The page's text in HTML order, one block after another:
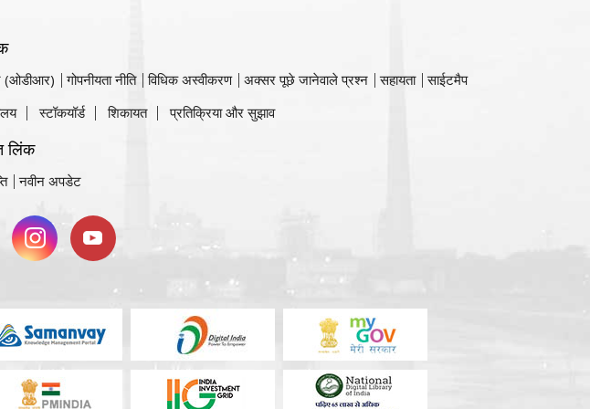
(ओडीआर) गोपनीयता नीति विधिक अस्वीकरण अक्सर पूछे जानेवाले प्रश्न सहायता
साईटमैप
स्टॉकयॉर्ड शिकायत प्रतिक्रिया और सुझाव
लिंक
नवीन अपडेट